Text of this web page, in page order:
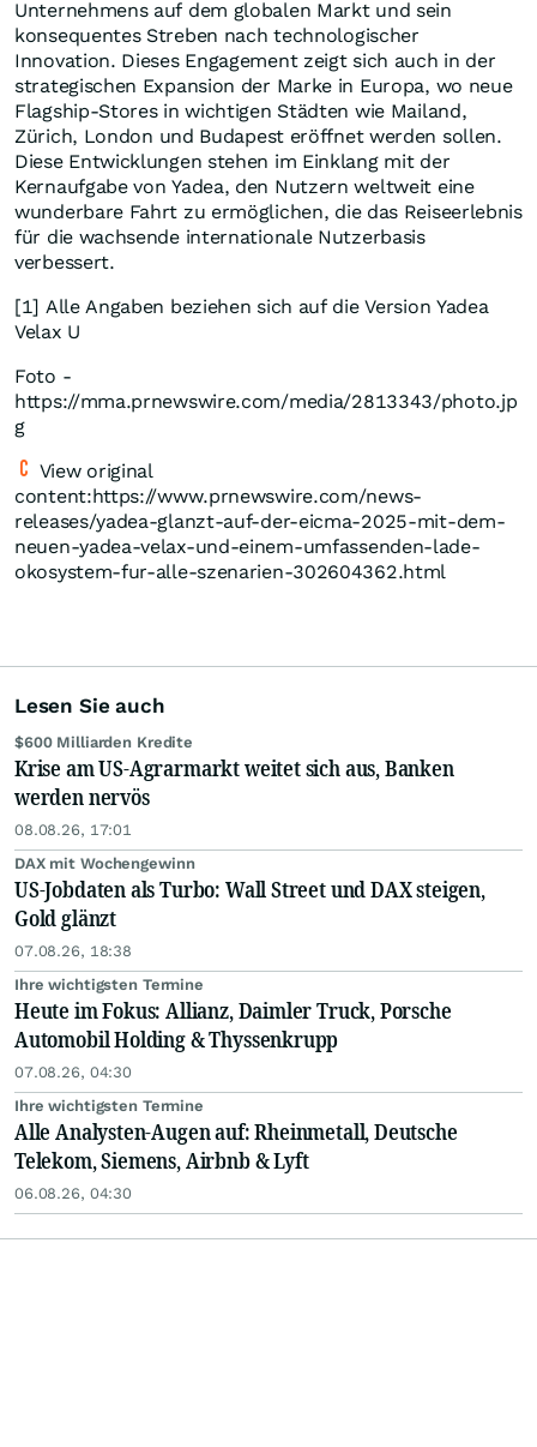
Unternehmens auf dem globalen Markt und sein
konsequentes Streben nach technologischer
Innovation. Dieses Engagement zeigt sich auch in der
strategischen Expansion der Marke in Europa, wo neue
Flagship-Stores in wichtigen Städten wie Mailand,
Zürich, London und Budapesteröffnet werden sollen.
Diese Entwicklungen stehen im Einklang mit der
Kernaufgabe von Yadea, den Nutzern weltweit eine
wunderbare Fahrt zu ermöglichen, die das Reiseerlebnis
für die wachsende internationale Nutzerbasis
verbessert.
[1] Alle Angaben beziehen sich auf die Version Yadea
Velax U
Foto -
https://mma.prnewswire.com/media/2813343/photo.jp
g
View original
content:https://www.prnewswire.com/news-
releases/yadea-glanzt-auf-der-eicma-2025-mit-dem-
neuen-yadea-velax-und-einem-umfassenden-lade-
okosystem-fur-alle-szenarien-302604362.html
Lesen Sie auch
$600 Milliarden Kredite
Krise am US-Agrarmarkt weitet sich aus, Banken
werden nervös
08.08.26, 17:01
DAX mit Wochengewinn
US-Jobdaten als Turbo: Wall Street und DAX steigen,
Gold glänzt
07.08.26, 18:38
Ihre wichtigsten Termine
Heute im Fokus: Allianz, Daimler Truck, Porsche
Automobil Holding & Thyssenkrupp
07.08.26, 04:30
Ihre wichtigsten Termine
Alle Analysten-Augen auf: Rheinmetall, Deutsche
Telekom, Siemens, Airbnb & Lyft
06.08.26, 04:30